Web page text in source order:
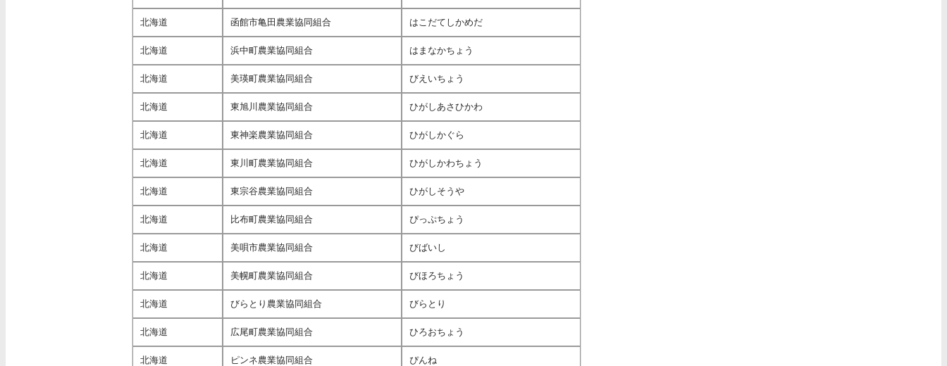
北海道 函館市亀田農業協同組合 はこだてしかめだ
北海道 浜中町農業協同組合 はまなかちょう
北海道 美瑛町農業協同組合 びえいちょう
北海道 東旭川農業協同組合 ひがしあさひかわ
北海道 東神楽農業協同組合 ひがしかぐら
北海道 東川町農業協同組合 ひがしかわちょう
北海道 東宗谷農業協同組合 ひがしそうや
北海道 比布町農業協同組合 ぴっぷちょう
北海道 美唄市農業協同組合 びばいし
北海道 美幌町農業協同組合 びほろちょう
北海道 びらとり農業協同組合 びらとり
北海道 広尾町農業協同組合 ひろおちょう
北海道 ピンネ農業協同組合 ぴんね